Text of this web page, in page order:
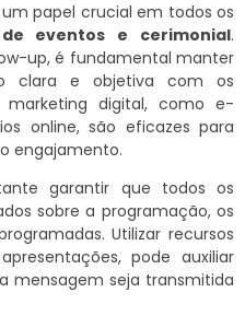
papel crucial em todos os
eventos e cerimonial.
up, é fundamental manter
clara e objetiva com os
marketing digital, como e-
online, são eficazes para
engajamento.
garantir que todos os
sobre a programação, os
Utilizar recursos
pode auxiliar
mensagem seja transmitida